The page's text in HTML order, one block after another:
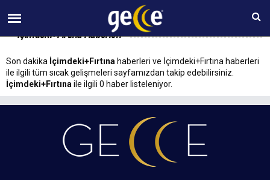
06 AĞUSTOS Perşembe 12:22
İçimdeki+Fırtına Haberleri
Son dakika İçimdeki+Fırtına haberleri ve İçimdeki+Fırtına haberleri
ile ilgili tüm sıcak gelişmeleri sayfamızdan takip edebilirsiniz.
İçimdeki+Fırtına ile ilgili 0 haber listeleniyor.